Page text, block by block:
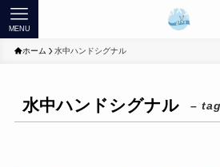
MENU
ホーム 水中ハンドシグナル
水中ハンドシグナル –